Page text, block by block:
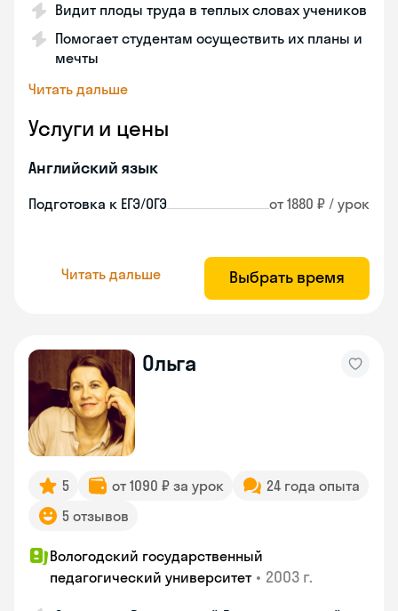
Видит плоды труда в теплых словах учеников
Помогает студентам осуществить их планы и
мечты
Читать дальше
Услуги и цены
Английский язык
Подготовка к ЕГЭ/ОГЭ от 1880 ₽ / урок
Читать дальше Выбрать время
Ольга
5 от 1090 ₽ за урок
24 года опыта
5 отзывов
Вологодский государственный
педагогический университет • 2003 г.